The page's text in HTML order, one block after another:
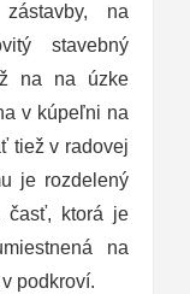
na
stavebný
na na úzke
v kúpeľni na
tiež v radovej
je rozdelený
časť, ktorá je
na
podkroví.